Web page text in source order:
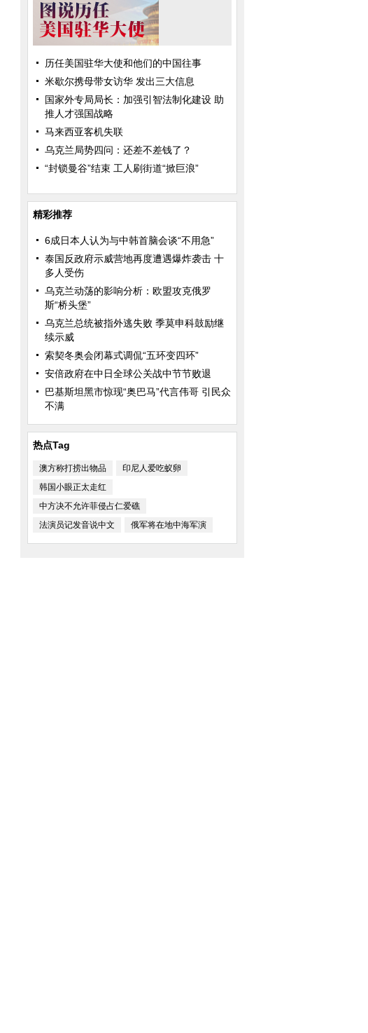
历任美国驻华大使和他们的中国往事
米歇尔携母带女访华 发出三大信息
国家外专局局长：加强引智法制化建设 助
推人才强国战略
马来西亚客机失联
乌克兰局势四问：还差不差钱了？
“封锁曼谷”结束 工人刷街道“掀巨浪”
精彩推荐
6成日本人认为与中韩首脑会谈“不用急”
泰国反政府示威营地再度遭遇爆炸袭击 十
多人受伤
乌克兰动荡的影响分析：欧盟攻克俄罗
斯“桥头堡”
乌克兰总统被指外逃失败 季莫申科鼓励继
续示威
索契冬奥会闭幕式调侃“五环变四环”
安倍政府在中日全球公关战中节节败退
巴基斯坦黑市惊现“奥巴马”代言伟哥 引民众
不满
热点Tag
澳方称打捞出物品
印尼人爱吃蚁卵
韩国小眼正太走红
中方决不允许菲侵占仁爱礁
法演员记发音说中文
俄军将在地中海军演